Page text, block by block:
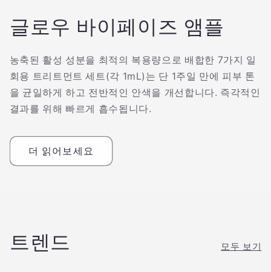
글로우 바이페이즈 앰플
농축된 활성 성분을 최적의 복용량으로 배합한 7가지 일
회용 트리트먼트 세트(각 1mL)는 단 1주일 만에 피부 톤
을 균일하게 하고 전반적인 안색을 개선합니다. 즉각적인
결과를 위해 빠르게 흡수됩니다.
더 읽어보세요
트렌드 모두 보기